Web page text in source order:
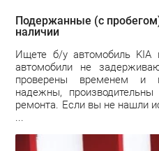
Подержанные (с
наличии
Ищете б/у автомобиль KIA
автомобили не
проверены временем и
надежны,
ремонта. Если вы не нашли
...